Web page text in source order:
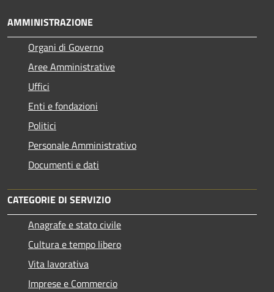
AMMINISTRAZIONE
Organi di Governo
Aree Amministrative
Uffici
Enti e fondazioni
Politici
Personale Amministrativo
Documenti e dati
CATEGORIE DI SERVIZIO
Anagrafe e stato civile
Cultura e tempo libero
Vita lavorativa
Imprese e Commercio